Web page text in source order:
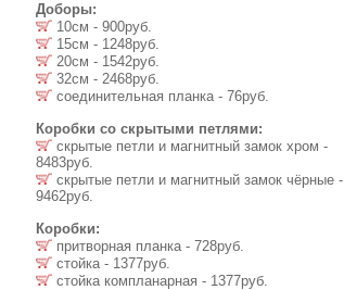
Доборы:
10см - 900руб.
15см - 1248руб.
20см - 1542руб.
32см - 2468руб.
соединительная планка - 76руб.
Коробки со скрытыми петлями:
скрытые петли и магнитный замок хром -
8483руб.
скрытые петли и магнитный замок чёрные -
9462руб.
Коробки:
притворная планка - 728руб.
стойка - 1377руб.
стойка компланарная - 1377руб.